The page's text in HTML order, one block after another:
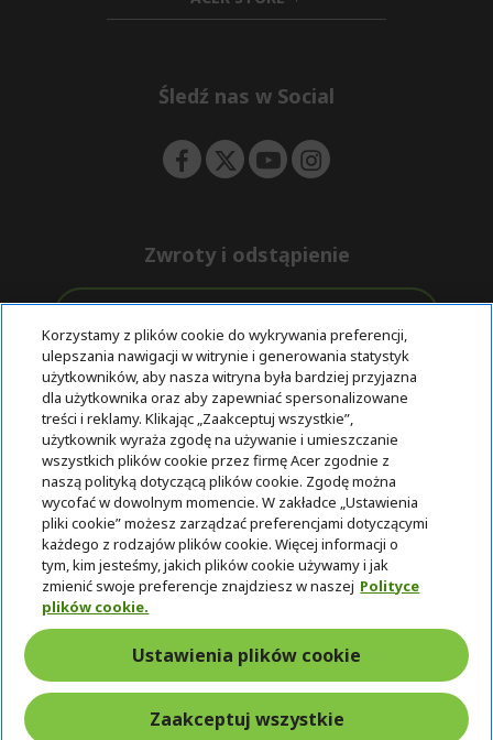
n
d i
e
Śledź nas w Social
Zwroty i odstąpienie
Darmowa
ekspresowa
dostawa
Wsparcie
przed i po
zakupie
Bezpieczne
płatności
© 2025 Acer Inc.
Firma CPYou BV jest autoryzowanym sprzedawcą produktów i
usług oferowanych w tym sklepie.
Polska
Korzystamy z plików cookie do wykrywania preferencji,
ulepszania nawigacji w witrynie i generowania statystyk
użytkowników, aby nasza witryna była bardziej przyjazna
dla użytkownika oraz aby zapewniać spersonalizowane
treści i reklamy. Klikając „Zaakceptuj wszystkie”,
użytkownik wyraża zgodę na używanie i umieszczanie
wszystkich plików cookie przez firmę Acer zgodnie z
naszą polityką dotyczącą plików cookie. Zgodę można
wycofać w dowolnym momencie. W zakładce „Ustawienia
pliki cookie” możesz zarządzać preferencjami dotyczącymi
każdego z rodzajów plików cookie. Więcej informacji o
tym, kim jesteśmy, jakich plików cookie używamy i jak
zmienić swoje preferencje znajdziesz w naszej Polityce
plików cookie.
Ustawienia plików cookie
Zaakceptuj wszystkie